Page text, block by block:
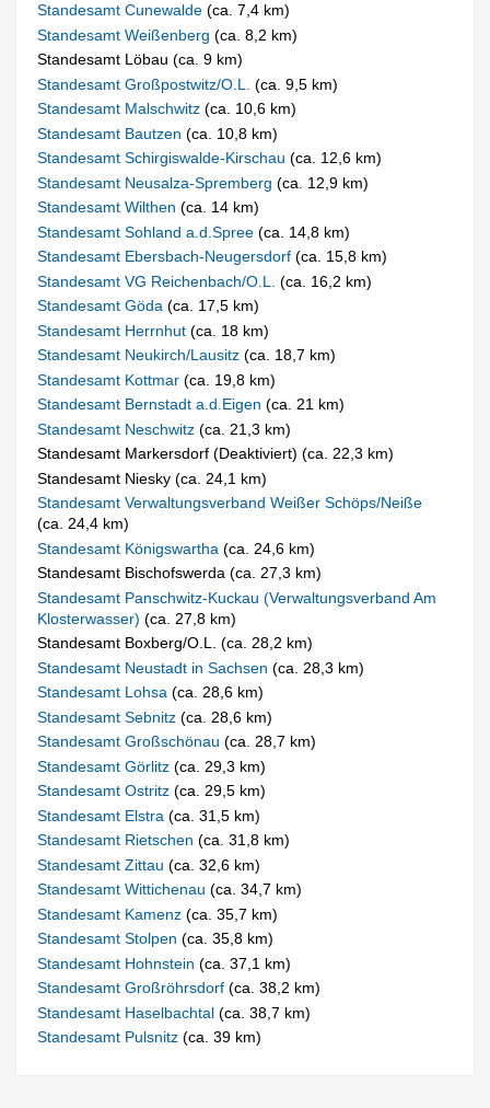
Standesamt Cunewalde(ca. 7,4 km)
Standesamt Weißenberg(ca. 8,2 km)
Standesamt Löbau (ca. 9 km)
Standesamt Großpostwitz/O.L.(ca. 9,5 km)
Standesamt Malschwitz(ca. 10,6 km)
Standesamt Bautzen(ca. 10,8 km)
Standesamt Schirgiswalde-Kirschau(ca. 12,6 km)
Standesamt Neusalza-Spremberg(ca. 12,9 km)
Standesamt Wilthen(ca. 14 km)
Standesamt Sohland a.d.Spree(ca. 14,8 km)
Standesamt Ebersbach-Neugersdorf(ca. 15,8 km)
Standesamt VG Reichenbach/O.L.(ca. 16,2 km)
Standesamt Göda(ca. 17,5 km)
Standesamt Herrnhut(ca. 18 km)
Standesamt Neukirch/Lausitz(ca. 18,7 km)
Standesamt Kottmar(ca. 19,8 km)
Standesamt Bernstadt a.d.Eigen(ca. 21 km)
Standesamt Neschwitz(ca. 21,3 km)
Standesamt Markersdorf (Deaktiviert) (ca. 22,3 km)
Standesamt Niesky (ca. 24,1 km)
Standesamt Verwaltungsverband Weißer Schöps/Neiße
(ca. 24,4 km)
Standesamt Königswartha(ca. 24,6 km)
Standesamt Bischofswerda (ca. 27,3 km)
Standesamt Panschwitz-Kuckau (Verwaltungsverband Am
Klosterwasser)(ca. 27,8 km)
Standesamt Boxberg/O.L. (ca. 28,2 km)
Standesamt Neustadt in Sachsen(ca. 28,3 km)
Standesamt Lohsa(ca. 28,6 km)
Standesamt Sebnitz(ca. 28,6 km)
Standesamt Großschönau(ca. 28,7 km)
Standesamt Görlitz(ca. 29,3 km)
Standesamt Ostritz(ca. 29,5 km)
Standesamt Elstra(ca. 31,5 km)
Standesamt Rietschen(ca. 31,8 km)
Standesamt Zittau(ca. 32,6 km)
Standesamt Wittichenau(ca. 34,7 km)
Standesamt Kamenz(ca. 35,7 km)
Standesamt Stolpen(ca. 35,8 km)
Standesamt Hohnstein(ca. 37,1 km)
Standesamt Großröhrsdorf(ca. 38,2 km)
Standesamt Haselbachtal(ca. 38,7 km)
Standesamt Pulsnitz(ca. 39 km)